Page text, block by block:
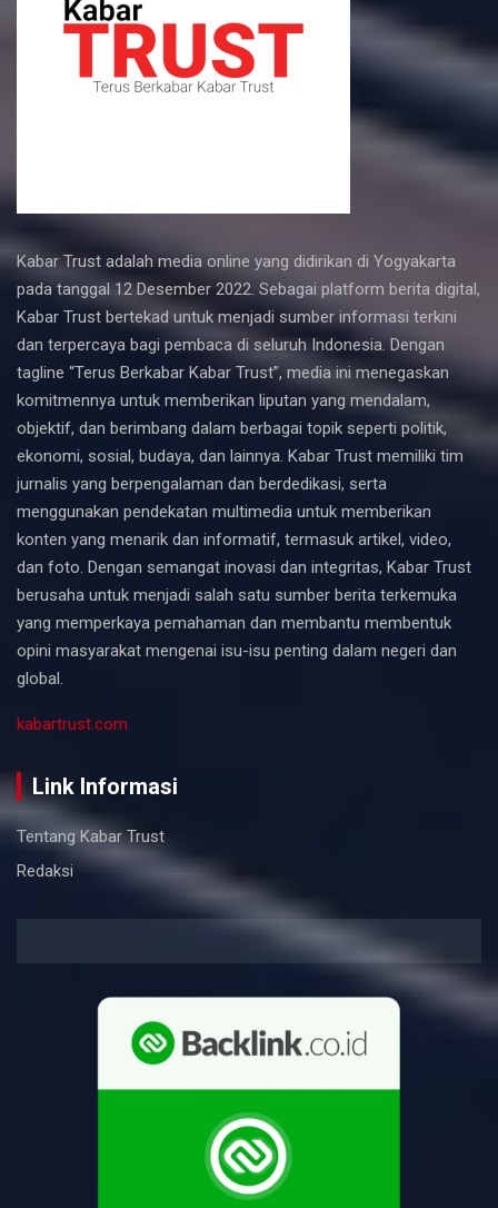
Kabar Trust adalah media online yang didirikan di Yogyakarta
pada tanggal 12 Desember 2022. Sebagai platform berita digital,
Kabar Trust bertekad untuk menjadi sumber informasi terkini
dan terpercaya bagi pembaca di seluruh Indonesia. Dengan
tagline “Terus Berkabar Kabar Trust”, media ini menegaskan
komitmennya untuk memberikan liputan yang mendalam,
objektif, dan berimbang dalam berbagai topik seperti politik,
ekonomi, sosial, budaya, dan lainnya. Kabar Trust memiliki tim
jurnalis yang berpengalaman dan berdedikasi, serta
menggunakan pendekatan multimedia untuk memberikan
konten yang menarik dan informatif, termasuk artikel, video,
dan foto. Dengan semangat inovasi dan integritas, Kabar Trust
berusaha untuk menjadi salah satu sumber berita terkemuka
yang memperkaya pemahaman dan membantu membentuk
opini masyarakat mengenai isu-isu penting dalam negeri dan
global.
kabartrust.com
Link Informasi
Tentang Kabar Trust
Redaksi